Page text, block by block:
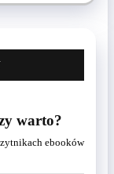
warto?
ebooków